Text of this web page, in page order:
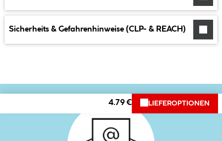
Sicherheits & Gefahrenhinweise (CLP- & REACH)
4.79 € LIEFEROPTIONEN